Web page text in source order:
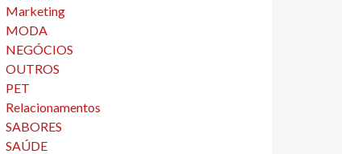
Marketing
MODA
NEGÓCIOS
OUTROS
PET
Relacionamentos
SABORES
SAÚDE